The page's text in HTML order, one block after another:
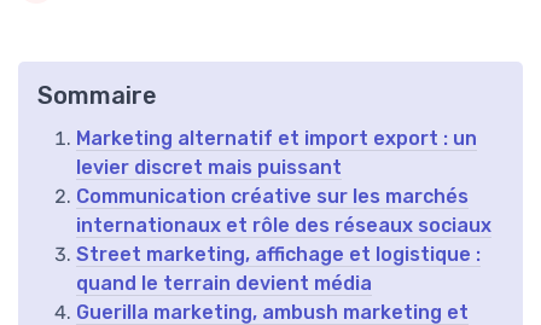
Sommaire
Marketing alternatif et import export : un
levier discret mais puissant
Communication créative sur les marchés
internationaux et rôle des réseaux sociaux
Street marketing, affichage et logistique :
quand le terrain devient média
Guerilla marketing, ambush marketing et